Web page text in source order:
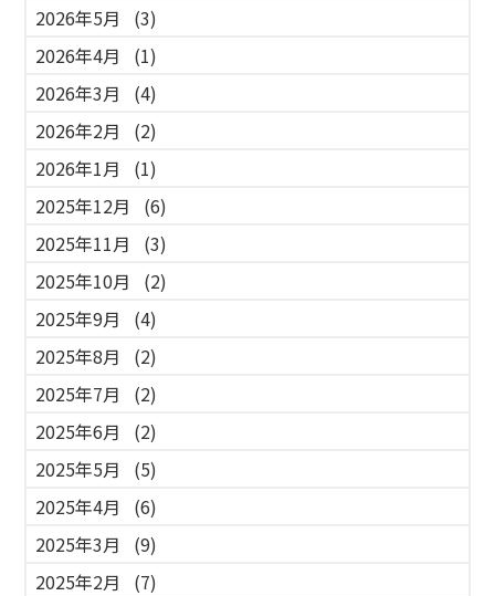
2026年5月
(3)
2026年4月
(1)
2026年3月
(4)
2026年2月
(2)
2026年1月
(1)
2025年12月
(6)
2025年11月
(3)
2025年10月
(2)
2025年9月
(4)
2025年8月
(2)
2025年7月
(2)
2025年6月
(2)
2025年5月
(5)
2025年4月
(6)
2025年3月
(9)
2025年2月
(7)